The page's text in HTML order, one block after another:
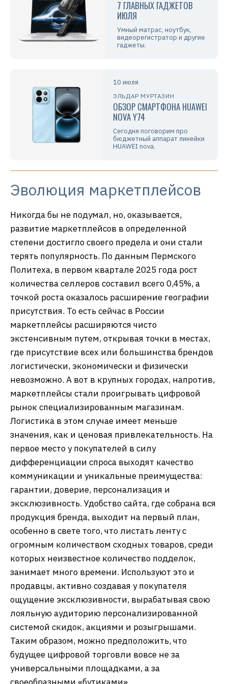
7 ГЛАВНЫХ ГАДЖЕТОВ
ИЮЛЯ
Умный матрас, ноутбук,
видеорегистратор и другие
гаджеты.
10 июля
ЭЛЬДАР МУРТАЗИН
ОБЗОР СМАРТФОНА HUAWEI
NOVA Y74
Сегодня поговорим про
бюджетный аппарат линейки
HUAWEI nova.
Эволюция маркетплейсов
Никогда бы не подумал, но, оказывается,
развитие маркетплейсов в определенной
степени достигло своего предела и они стали
терять популярность. По данным Пермского
Политеха, в первом квартале 2025 года рост
количества селлеров составил всего 0,45%, а
точкой роста оказалось расширение географии
присутствия. То есть сейчас в России
маркетплейсы расширяются чисто
экстенсивным путем, открывая точки в местах,
где присутствие всех или большинства брендов
логистически, экономически и физически
невозможно. А вот в крупных городах, напротив,
маркетплейсы стали проигрывать цифровой
рынок специализированным магазинам.
Логистика в этом случае имеет меньше
значения, как и ценовая привлекательность. На
первое место у покупателей в силу
дифференциации спроса выходят качество
коммуникации и уникальные преимущества:
гарантии, доверие, персонализация и
эксклюзивность. Удобство сайта, где собрана вся
продукция бренда, выходит на первый план,
особенно в свете того, что листать ленту с
огромным количеством сходных товаров, среди
которых неизвестное количество подделок,
занимает много времени. Используют это и
продавцы, активно создавая у покупателя
ощущение эксклюзивности, вырабатывая свою
лояльную аудиторию персонализированной
системой скидок, акциями и розыгрышами.
Таким образом, можно предположить, что
будущее цифровой торговли вовсе не за
универсальными площадками, а за